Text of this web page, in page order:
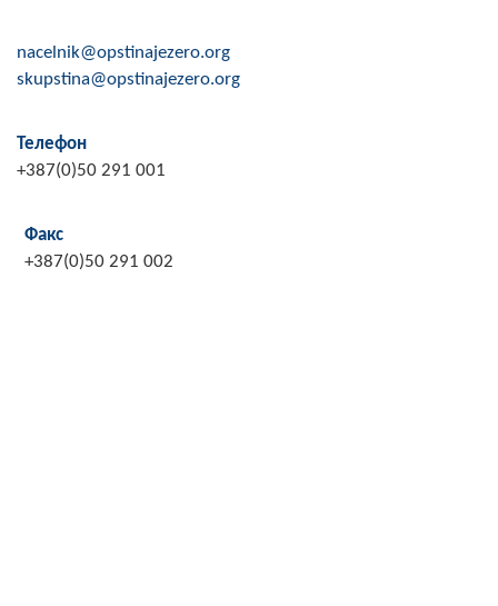
Вијести
Јавни позиви
Заштита од пожара
nacelnik@opstinajezero.org
skupstina@opstinajezero.org
Телефон
+387(0)50 291 001
Факс
+387(0)50 291 002